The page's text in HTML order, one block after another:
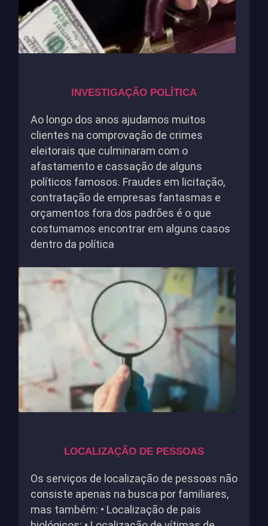
INVESTIGAÇÃO POLÍTICA
Ao longo dos anos ajudamos muitos
clientes na comprovação de crimes
eleitorais que culminaram com o
afastamento e cassação de alguns
políticos famosos. Fraudes em licitação,
contratação de empresas fantasmas e
orçamentos fora dos padrões é o que
costumamos encontrar em alguns casos
dentro da política
LOCALIZAÇÃO DE PESSOAS
Os serviços de localização de pessoas não
consiste apenas na busca por familiares,
mas também: • Localização de pais